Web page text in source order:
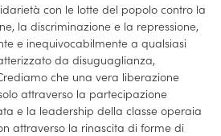
con le lotte del popolo contro la
la discriminazione e la repressione,
e inequivocabilmente a qualsiasi
da disuguaglianza,
che una vera liberazione
attraverso la partecipazione
e la leadership della classe operaia
attraverso la rinascita di forme di